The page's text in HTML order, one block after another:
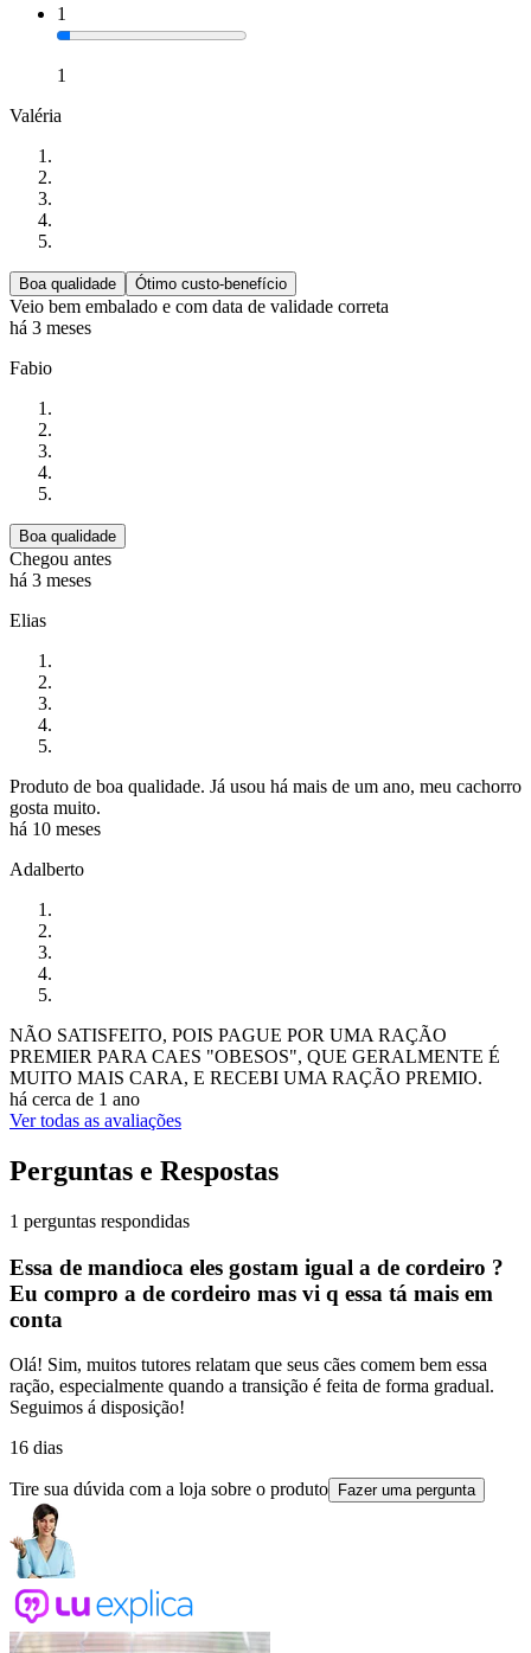
1
1
Valéria
Boa qualidade Ótimo custo-benefício
Veio bem embalado e com data de validade correta
há 3 meses
Fabio
Boa qualidade
Chegou antes
há 3 meses
Elias
Produto de boa qualidade. Já usou há mais de um ano, meu cachorro
gosta muito.
há 10 meses
Adalberto
NÃO SATISFEITO, POIS PAGUE POR UMA RAÇÃO
PREMIER PARA CAES "OBESOS", QUE GERALMENTE É
MUITO MAIS CARA, E RECEBI UMA RAÇÃO PREMIO.
há cerca de 1 ano
Ver todas as avaliações
Perguntas e Respostas
1 perguntas respondidas
Essa de mandioca eles gostam igual a de cordeiro ?
Eu compro a de cordeiro mas vi q essa tá mais em
conta
Olá! Sim, muitos tutores relatam que seus cães comem bem essa
ração, especialmente quando a transição é feita de forma gradual.
Seguimos á disposição!
16 dias
Tire sua dúvida com a loja sobre o produto Fazer uma pergunta